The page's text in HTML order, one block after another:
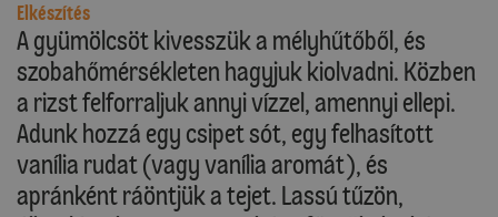
Elkészítés
A gyümölcsöt kivesszük a mélyhűtőből, és
szobahőmérsékleten hagyjuk kiolvadni. Közben
a rizst felforraljuk annyi vízzel, amennyi ellepi.
Adunk hozzá egy csipet sót, egy felhasított
vanília rudat (vagy vanília aromát), és
apránként ráöntjük a tejet. Lassú tűzön,